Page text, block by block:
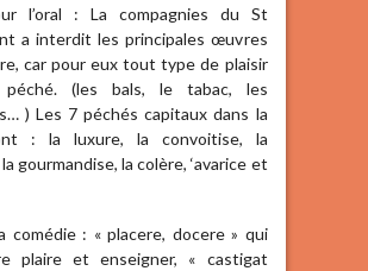
l’oral : La compagnies du St
a interdit les principales œuvres
car pour eux tout type de plaisir
(les bals, le tabac, les
) Les 7 péchés capitaux dans la
: la luxure, la convoitise, la
gourmandise, la colère, ‘avarice et
comédie : « placere, docere » qui
plaire et enseigner, « castigat